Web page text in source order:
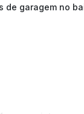
garagem no